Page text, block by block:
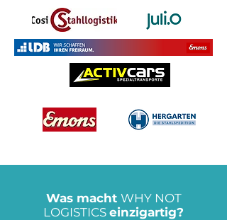
Was macht WHY NOT
LOGISTICS einzigartig?